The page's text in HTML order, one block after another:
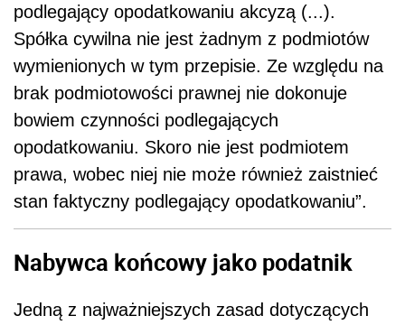
podlegający opodatkowaniu akcyzą (...).
Spółka cywilna nie jest żadnym z podmiotów
wymienionych w tym przepisie. Ze względu na
brak podmiotowości prawnej nie dokonuje
bowiem czynności podlegających
opodatkowaniu. Skoro nie jest podmiotem
prawa, wobec niej nie może również zaistnieć
stan faktyczny podlegający opodatkowaniu”.
Nabywca końcowy jako podatnik
Jedną z najważniejszych zasad dotyczących